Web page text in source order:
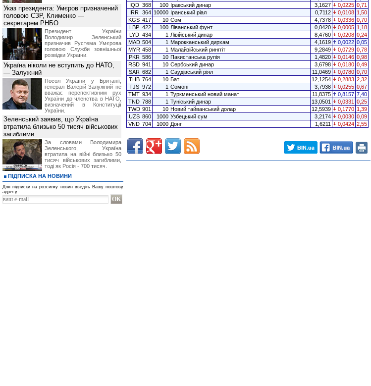
IQD 368 100 Іракський динар 3,1627 0,0225 0,71
IRR 364 10000 Іранський ріал 0,7112 0,0108 1,50
KGS 417 10 Сом 4,7378 0,0336 0,70
LBP 422 100 Ліванський фунт 0,0420 0,0005 1,18
LYD 434 1 Лівійський динар 8,4760 0,0208 0,24
MAD 504 1 Марокканський дирхам 4,1619 0,0022 0,05
MYR 458 1 Малайзійський ринггіт 9,2849 0,0729 0,78
PKR 586 10 Пакистанська рупія 1,4820 0,0146 0,98
RSD 941 10 Сербський динар 3,6798 0,0180 0,49
SAR 682 1 Саудівський ріял 11,0469 0,0780 0,70
THB 764 10 Бат 12,1254 0,2883 2,32
TJS 972 1 Сомоні 3,7938 0,0255 0,67
TMT 934 1 Туркменський новий манат 11,8375 0,8157 7,40
TND 788 1 Туніський динар 13,0501 0,0331 0,25
TWD 901 10 Новий тайванський долар 12,5939 0,1770 1,39
UZS 860 1000 Узбецький сум 3,2174 0,0030 0,09
VND 704 1000 Донг 1,6211 0,0424 2,55
Указ президента: Умєров призначений
головою СЗР, Клименко —
секретарем РНБО
Президент України
Володимир Зеленський
призначив Pустема Умєрова
головою Служби зовнішньої
розвідки України.
Україна ніколи не вступить до НАТО,
— Залужний
Посол України у Британії,
генерал Валерій Залужний не
вважає перспективним рух
України до членства в НАТО,
визначений в Конституції
України.
Зеленський заявив, що Україна
втратила близько 50 тисяч військових
загиблими
За словами Володимира
Зеленського, Україна
втратила на війні близько 50
тисяч військових загиблими,
тоді як Росія - 700 тисяч.
ПІДПИСКА НА НОВИНИ
Для підписки на розсилку новин введіть Вашу поштову
адресу :